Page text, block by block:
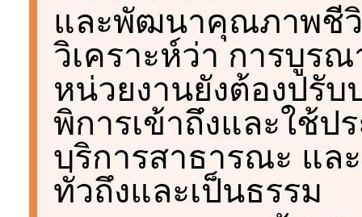
และพัฒนาคุณภาพชี
วิเคราะห์ว่า การบูร
หน่วยงานยังต้องปรับ
พิการเข้าถึงและใช้ป
บริการสาธารณะ แล
ทั่วถึงและเป็นธรรม